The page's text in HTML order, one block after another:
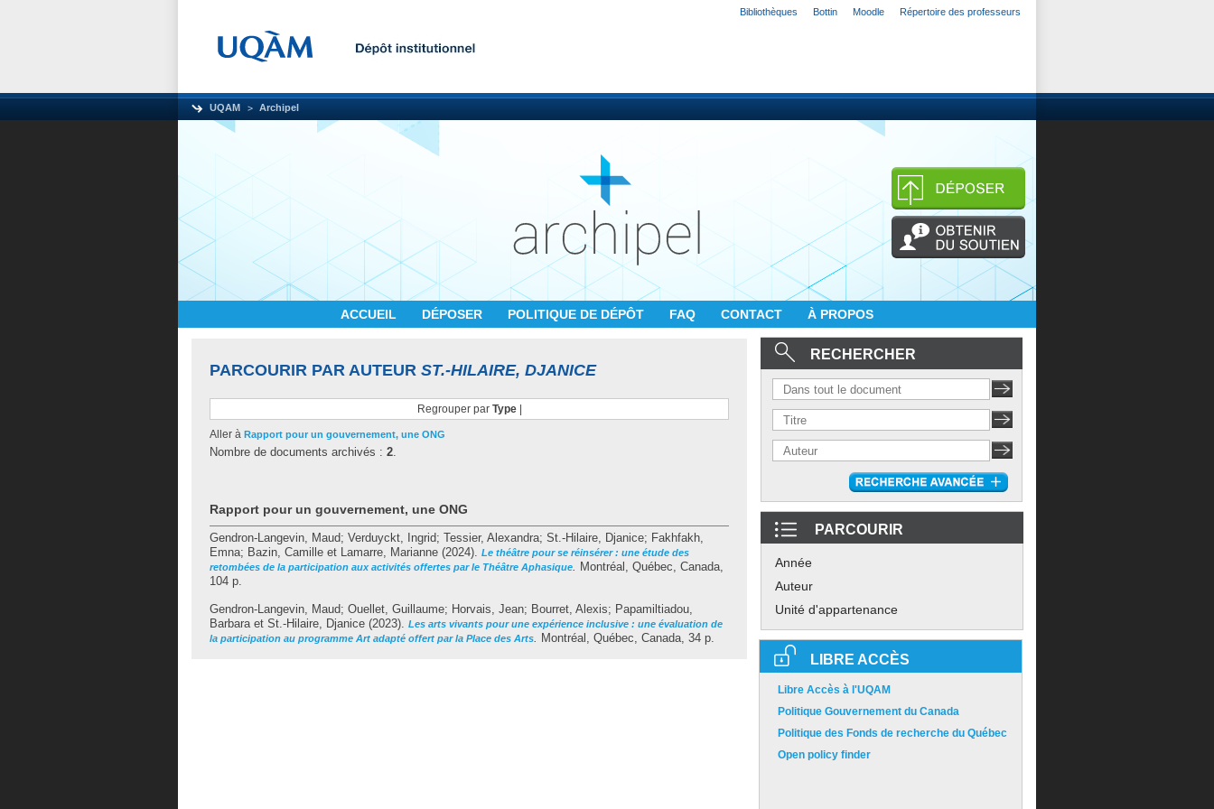
Bibliothèques Bottin Moodle Répertoire des professeurs
UQAM Archipel
ACCUEIL DÉPOSER POLITIQUE DE DÉPÔT FAQ CONTACT À PROPOS
PARCOURIR PAR AUTEUR ST.-HILAIRE, DJANICE
Regrouper par Type|
Aller à Rapport pour un gouvernement, une ONG
Nombre de documents archivés : 2.
Rapport pour un gouvernement, une ONG
Gendron-Langevin, Maud; Verduyckt, Ingrid; Tessier, Alexandra; St.-Hilaire, Djanice; Fakhfakh,
Emna; Bazin, Camille et Lamarre, Marianne (2024). Le théâtre pour se réinsérer : une étude des
retombées de la participation aux activités offertes par le Théâtre Aphasique. Montréal, Québec, Canada,
104 p.
Gendron-Langevin, Maud; Ouellet, Guillaume; Horvais, Jean; Bourret, Alexis; Papamiltiadou,
Barbaraet St.-Hilaire, Djanice (2023). Les arts vivants pour une expérience inclusive : une évaluation de
la participation au programme Art adapté offert par la Place des Arts. Montréal, Québec, Canada, 34 p.
RECHERCHER
PARCOURIR
Année
Auteur
Unité d'appartenance
LIBRE ACCÈS
Libre Accès à l'UQAM
Politique Gouvernement du Canada
Politique des Fonds de recherche du Québec
Open policy finder